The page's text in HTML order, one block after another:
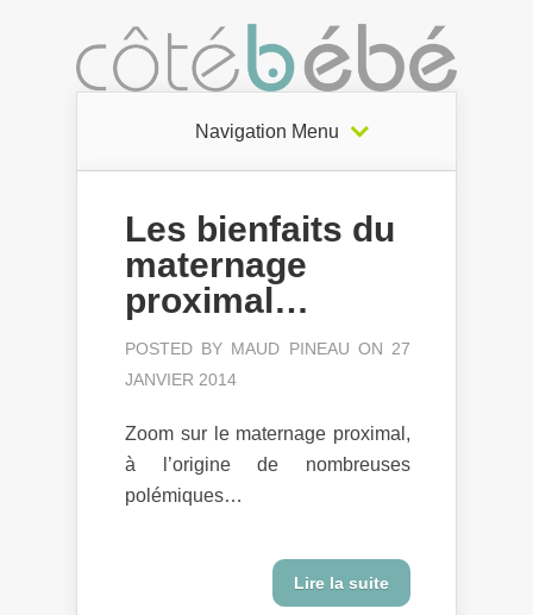
Navigation Menu
Les bienfaits du
maternage
proximal…
POSTED BY MAUD PINEAU ON 27
JANVIER 2014
Zoom sur le maternage proximal,
à l’origine de nombreuses
polémiques…
Lire la suite